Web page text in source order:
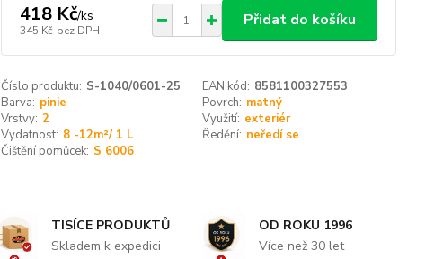
418 Kč/ks
345 Kč bez DPH
Přidat do košíku
Číslo produktu: S-1040/0601-25 EAN kód: 8581100327553
Barva: pinie Povrch: matný
Vrstvy: 2 Využití: exteriér
Vydatnost: 8 -12m²/ 1 L Ředění: neředí se
Čištění pomůcek: S 6006
TISÍCE PRODUKTŮ
Skladem k expedici
OD ROKU 1996
Více než 30 let